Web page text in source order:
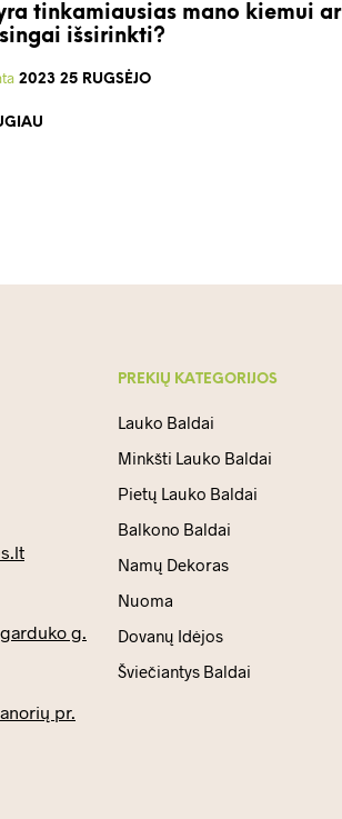
tinkamiausias mano kiemui ar
išsirinkti?
2023 25 RUGSĖJO
g.
pr.
PREKIŲ KATEGORIJOS
Lauko Baldai
Minkšti Lauko Baldai
Pietų Lauko Baldai
Balkono Baldai
Namų Dekoras
Nuoma
Dovanų Idėjos
Šviečiantys Baldai